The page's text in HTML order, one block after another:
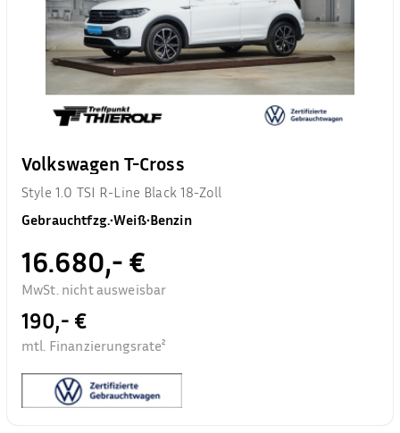
Volkswagen T-Cross
Style 1.0 TSI R-Line Black 18-Zoll
Gebrauchtfzg.•Weiß•Benzin
16.680,- €
MwSt. nicht ausweisbar
190,- €
mtl. Finanzierungsrate²